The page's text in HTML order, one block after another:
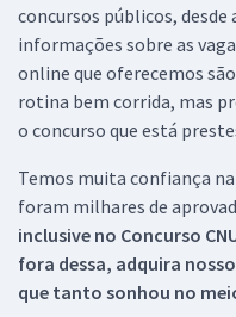
concursos públicos,
informações sobre as
online que oferecemos
rotina bem corrida, mas
o concurso que está
Temos muita confiança
foram milhares de
inclusive no Concurso
fora dessa, adquira
que tanto sonhou no